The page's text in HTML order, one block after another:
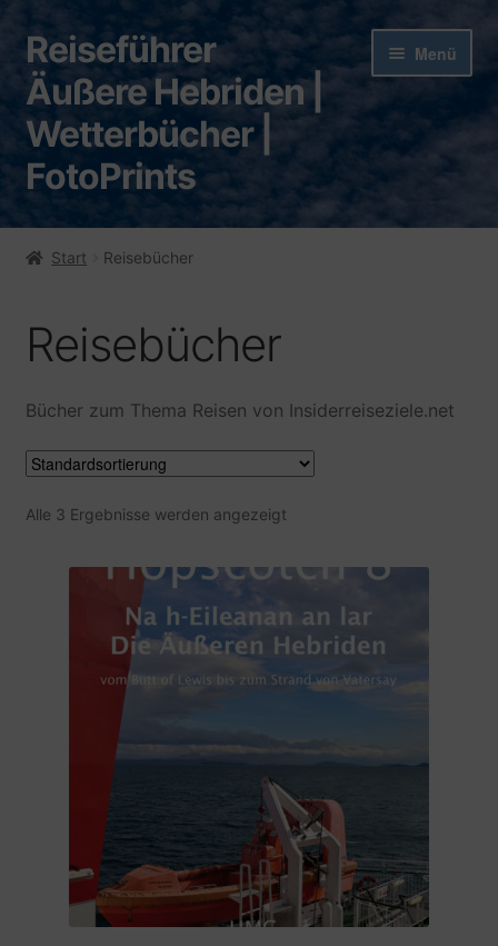
Zur
Navigation
springen
Zum
Inhalt
springen
Reiseführer
Äußere Hebriden |
Wetterbücher |
FotoPrints
Menü
Start
Barrierefreiheit
Bezahlvorgang/ Zahlungsweisen
Blog
Cookie-Richtlinie (EU)
Datenschutzbelehrung
Echtheit von Bewertungen
Ihr Benutzerkonto
Impressum
Versandarten
Warenkorb
Start Reisebücher
Reisebücher
Bücher zum Thema Reisen von Insiderreiseziele.net
Alle 3 Ergebnisse werden angezeigt